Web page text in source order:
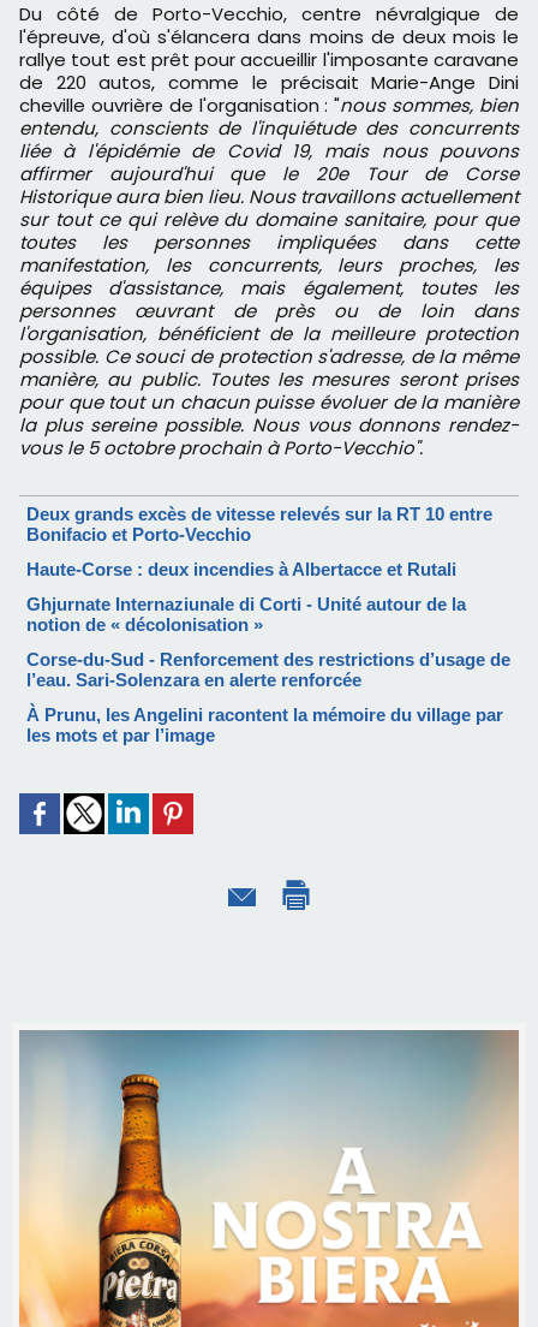
Du côté de Porto-Vecchio, centre névralgique de
l'épreuve, d'où s'élancera dans moins de deux mois le
rallye tout est prêt pour accueillir l'imposante caravane
de 220 autos, comme le précisait Marie-Ange Dini
cheville ouvrière de l'organisation : "nous sommes, bien
entendu, conscients de l'inquiétude des concurrents
liée à l'épidémie de Covid 19, mais nous pouvons
affirmer aujourd'hui que le 20e Tour de Corse
Historique aura bien lieu. Nous travaillons actuellement
sur tout ce qui relève du domaine sanitaire, pour que
toutes les personnes impliquées dans cette
manifestation, les concurrents, leurs proches, les
équipes d'assistance, mais également, toutes les
personnes œuvrant de près ou de loin dans
l'organisation, bénéficient de la meilleure protection
possible. Ce souci de protection s'adresse, de la même
manière, au public. Toutes les mesures seront prises
pour que tout un chacun puisse évoluer de la manière
la plus sereine possible. Nous vous donnons rendez-
vous le 5 octobre prochain à Porto-Vecchio".
Deux grands excès de vitesse relevés sur la RT 10 entre
Bonifacio et Porto-Vecchio
Haute-Corse : deux incendies à Albertacce et Rutali
Ghjurnate Internaziunale di Corti - Unité autour de la
notion de « décolonisation »
Corse-du-Sud - Renforcement des restrictions d’usage de
l’eau. Sari-Solenzara en alerte renforcée
À Prunu, les Angelini racontent la mémoire du village par
les mots et par l’image